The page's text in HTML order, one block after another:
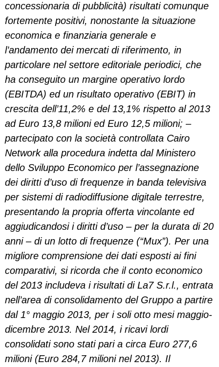
concessionaria di pubblicità) risultati comunque
fortemente positivi, nonostante la situazione
economica e finanziaria generale e
l’andamento dei mercati di riferimento, in
particolare nel settore editoriale periodici, che
ha conseguito un margine operativo lordo
(EBITDA) ed un risultato operativo (EBIT) in
crescita dell’11,2% e del 13,1% rispetto al 2013
ad Euro 13,8 milioni ed Euro 12,5 milioni; –
partecipato con la società controllata Cairo
Network alla procedura indetta dal Ministero
dello Sviluppo Economico per l’assegnazione
dei diritti d’uso di frequenze in banda televisiva
per sistemi di radiodiffusione digitale terrestre,
presentando la propria offerta vincolante ed
aggiudicandosi i diritti d’uso – per la durata di 20
anni – di un lotto di frequenze (“Mux”). Per una
migliore comprensione dei dati esposti ai fini
comparativi, si ricorda che il conto economico
del 2013 includeva i risultati di La7 S.r.l., entrata
nell’area di consolidamento del Gruppo a partire
dal 1° maggio 2013, per i soli otto mesi maggio-
dicembre 2013. Nel 2014, i ricavi lordi
consolidati sono stati pari a circa Euro 277,6
milioni (Euro 284,7 milioni nel 2013). Il